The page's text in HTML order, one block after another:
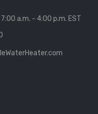
a.m. - 4:00 p.m. EST